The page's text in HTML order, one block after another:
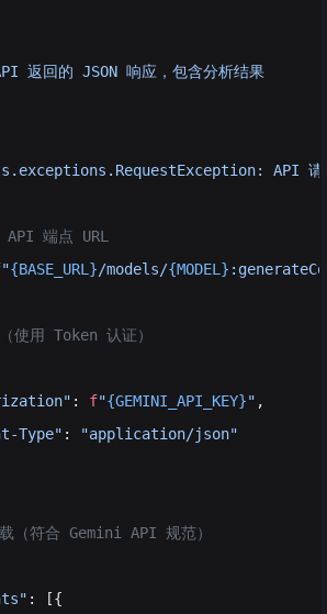
返回的 JSON 响应，包含分析结果
API 请
API 端点 URL
"{BASE_URL}/models/{MODEL}
使用 Token 认证）
: f"{GEMINI_API_KEY}" ,
Type"
:
"application/json"
（符合 Gemini API 规范）
: [{